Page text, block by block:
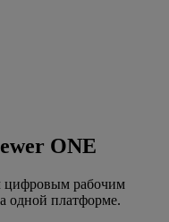
ONE
цифровым рабочим
одной платформе.